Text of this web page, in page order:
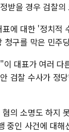
받을 경우 검찰
에 대한 '정치적
청구를 막은 민주
대표가 여러 다
검찰 수사가 정
의 소명도 하지
중인 사건에 대